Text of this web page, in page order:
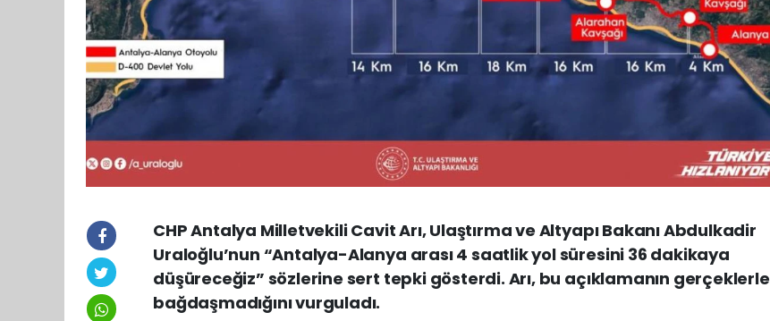
CHP Antalya Milletvekili Cavit Arı, Ulaştırma ve Altyapı Bakanı Abdulkadir
Uraloğlu’nun “Antalya-Alanya arası 4 saatlik yol süresini 36 dakikaya
düşüreceğiz” sözlerine sert tepki gösterdi. Arı, bu açıklamanın gerçeklerle
bağdaşmadığını vurguladı.